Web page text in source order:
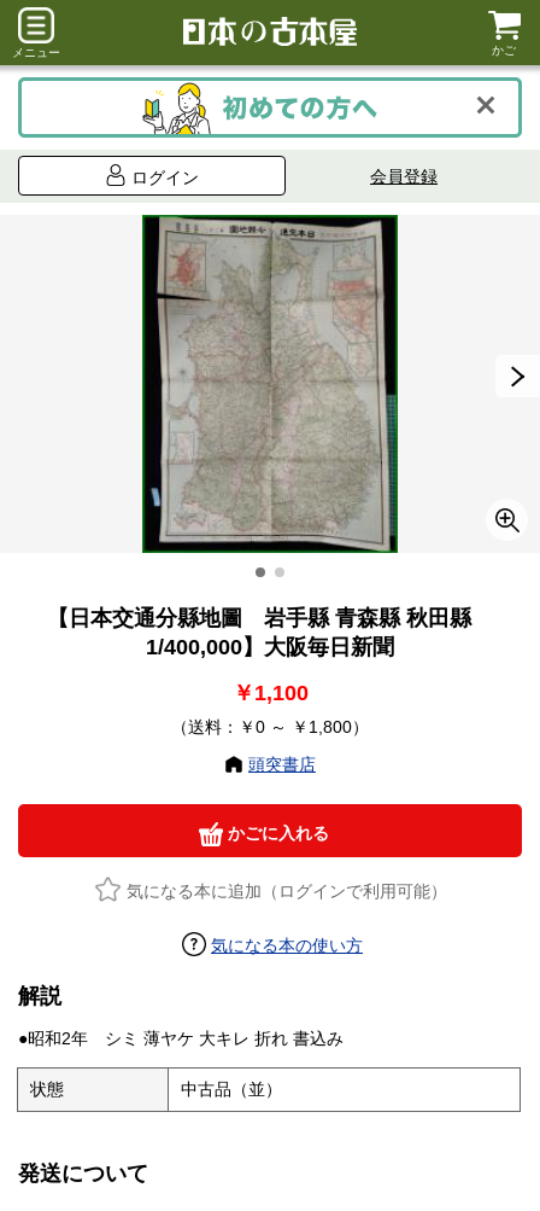
メニュー かご
ログイン 会員登録
【日本交通分縣地圖 岩手縣 青森縣 秋田縣
1/400,000】大阪毎日新聞
￥1,100
（送料：￥0 ～ ￥1,800）
頭突書店
かごに入れる
気になる本に追加（ログインで利用可能）
気になる本の使い方
解説
●昭和2年 シミ 薄ヤケ 大キレ 折れ 書込み
状態 中古品（並）
発送について